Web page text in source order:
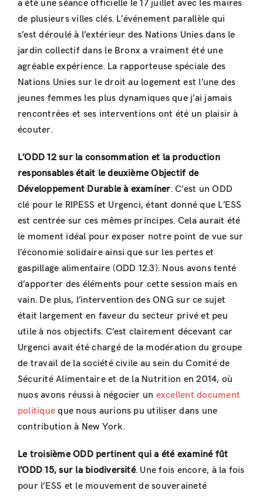
a été une séance officielle le 17 juillet avec les maires
de plusieurs villes clés. L’événement parallèle qui
s’est déroulé à l’extérieur des Nations Unies dans le
jardin collectif dans le Bronx a vraiment été une
agréable expérience. La rapporteuse spéciale des
Nations Unies sur le droit au logement est l’une des
jeunes femmes les plus dynamiques que j’ai jamais
rencontrées et ses interventions ont été un plaisir à
écouter.
L’ODD 12 sur la consommation et la production
responsables était le deuxième Objectif de
Développement Durable à examiner. C’est un ODD
clé pour le RIPESS et Urgenci, étant donné que L’ESS
est centrée sur ces mêmes principes. Cela aurait été
le moment idéal pour exposer notre point de vue sur
l’économie solidaire ainsi que sur les pertes et
gaspillage alimentaire (ODD 12.3). Nous avons tenté
d’apporter des éléments pour cette session mais en
vain. De plus, l’intervention des ONG sur ce sujet
était largement en faveur du secteur privé et peu
utile à nos objectifs. C’est clairement décevant car
Urgenci avait été chargé de la modération du groupe
de travail de la société civile au sein du Comité de
Sécurité Alimentaire et de la Nutrition en 2014, où
nuos avons réussi à négocier un excellent document
politique que nous aurions pu utiliser dans une
contribution à New York.
Le troisième ODD pertinent qui a été examiné fût
l’ODD 15, sur la biodiversité. Une fois encore, à la fois
pour l’ESS et le mouvement de souveraineté